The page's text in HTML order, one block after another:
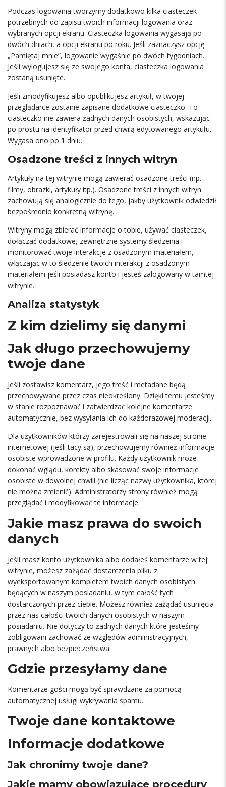
Podczas logowania tworzymy dodatkowo kilka ciasteczek
potrzebnych do zapisu twoich informacji logowania oraz
wybranych opcji ekranu. Ciasteczka logowania wygasają po
dwóch dniach, a opcji ekranu po roku. Jeśli zaznaczysz opcję
„Pamiętaj mnie”, logowanie wygaśnie po dwóch tygodniach.
Jeśli wylogujesz się ze swojego konta, ciasteczka logowania
zostaną usunięte.
Jeśli zmodyfikujesz albo opublikujesz artykuł, w twojej
przeglądarce zostanie zapisane dodatkowe ciasteczko. To
ciasteczko nie zawiera żadnych danych osobistych, wskazując
po prostu na identyfikator przed chwilą edytowanego artykułu.
Wygasa ono po 1 dniu.
Osadzone treści z innych witryn
Artykuły na tej witrynie mogą zawierać osadzone treści (np.
filmy, obrazki, artykuły itp.). Osadzone treści z innych witryn
zachowują się analogicznie do tego, jakby użytkownik odwiedził
bezpośrednio konkretną witrynę.
Witryny mogą zbierać informacje o tobie, używać ciasteczek,
dołączać dodatkowe, zewnętrzne systemy śledzenia i
monitorować twoje interakcje z osadzonym materiałem,
włączając w to śledzenie twoich interakcji z osadzonym
materiałem jeśli posiadasz konto i jesteś zalogowany w tamtej
witrynie.
Analiza statystyk
Z kim dzielimy się danymi
Jak długo przechowujemy
twoje dane
Jeśli zostawisz komentarz, jego treść i metadane będą
przechowywane przez czas nieokreślony. Dzięki temu jesteśmy
w stanie rozpoznawać i zatwierdzać kolejne komentarze
automatycznie, bez wysyłania ich do każdorazowej moderacji.
Dla użytkowników którzy zarejestrowali się na naszej stronie
internetowej (jeśli tacy są), przechowujemy również informacje
osobiste wprowadzone w profilu. Każdy użytkownik może
dokonać wglądu, korekty albo skasować swoje informacje
osobiste w dowolnej chwili (nie licząc nazwy użytkownika, której
nie można zmienić). Administratorzy strony również mogą
przeglądać i modyfikować te informacje.
Jakie masz prawa do swoich
danych
Jeśli masz konto użytkownika albo dodałeś komentarze w tej
witrynie, możesz zażądać dostarczenia pliku z
wyeksportowanym kompletem twoich danych osobistych
będących w naszym posiadaniu, w tym całość tych
dostarczonych przez ciebie. Możesz również zażądać usunięcia
przez nas całości twoich danych osobistych w naszym
posiadaniu. Nie dotyczy to żadnych danych które jesteśmy
zobligowani zachować ze względów administracyjnych,
prawnych albo bezpieczeństwa.
Gdzie przesyłamy dane
Komentarze gości mogą być sprawdzane za pomocą
automatycznej usługi wykrywania spamu.
Twoje dane kontaktowe
Informacje dodatkowe
Jak chronimy twoje dane?
Jakie mamy obowiązujące procedury